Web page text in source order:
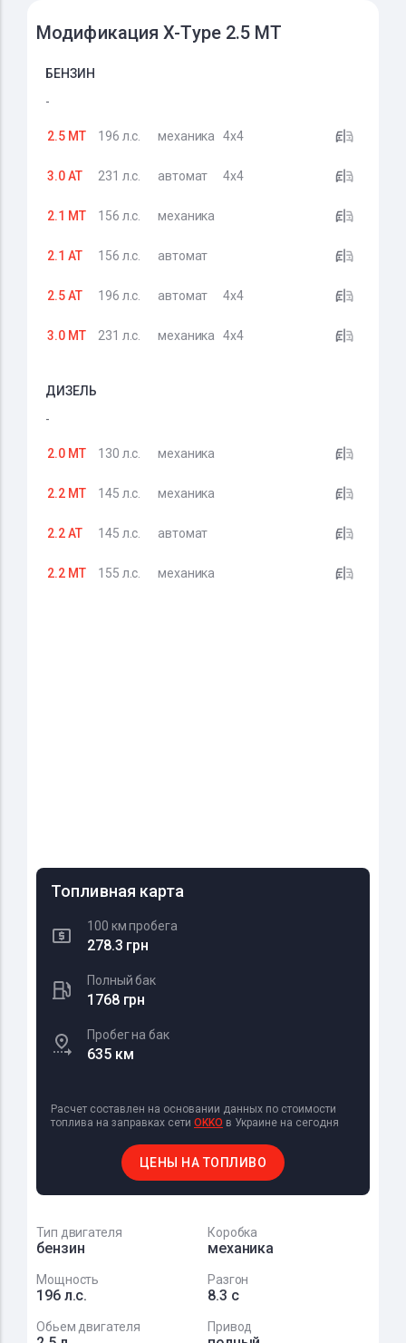
Модификация X-Type 2.5 MT
БЕНЗИН
-
2.5 MT 196 л.с. механика 4x4
3.0 AT 231 л.с. автомат 4x4
2.1 MT 156 л.с. механика
2.1 AT 156 л.с. автомат
2.5 AT 196 л.с. автомат 4x4
3.0 MT 231 л.с. механика 4x4
ДИЗЕЛЬ
-
2.0 MT 130 л.с. механика
2.2 MT 145 л.с. механика
2.2 AT 145 л.с. автомат
2.2 MT 155 л.с. механика
Топливная карта
100 км пробега
278.3 грн
Полный бак
1768 грн
Пробег на бак
635 км
Расчет составлен на основании данных по стоимости
топлива на заправках сети OKKO в Украине на сегодня
ЦЕНЫ НА ТОПЛИВО
Тип двигателя
бензин
Коробка
механика
Мощность
196 л.с.
Разгон
8.3 с
Обьем двигателя Привод